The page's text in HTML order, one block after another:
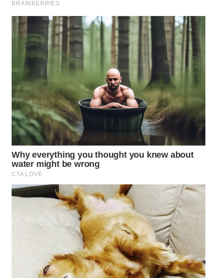
WN
PURWAKARTA
PRIANGAN
TIMUR
WN
SEMARANG
WN
SOLO
WN
BOROBUDUR
WN
MADURA
WN
SURABAYA